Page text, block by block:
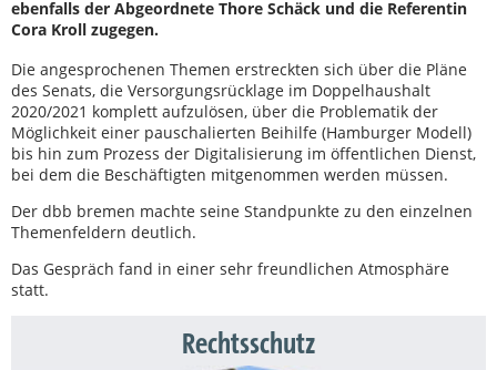
ebenfalls der Abgeordnete Thore Schäck und die Referentin
Cora Kroll zugegen.
Die angesprochenen Themen erstreckten sich über die Pläne
des Senats, die Versorgungsrücklage im Doppelhaushalt
2020/2021 komplett aufzulösen, über die Problematik der
Möglichkeit einer pauschalierten Beihilfe (Hamburger Modell)
bis hin zum Prozess der Digitalisierung im öffentlichen Dienst,
bei dem die Beschäftigten mitgenommen werden müssen.
Der dbb bremen machte seine Standpunkte zu den einzelnen
Themenfeldern deutlich.
Das Gespräch fand in einer sehr freundlichen Atmosphäre
statt.
Rechtsschutz